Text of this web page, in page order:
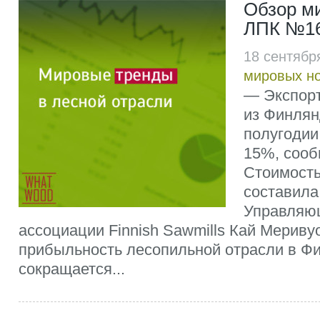
Обзор
ЛПК
18
мировых
—
из
15%,
ассоциации Finnish Sawmills Кай
прибыльность лесопильной отрасли в
сокращается...